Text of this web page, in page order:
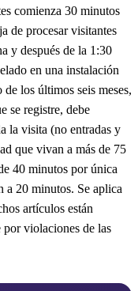
comienza 30 minutos
de procesar visitantes
y después de la 1:30
en una instalación
los últimos seis meses,
se registre, debe
la visita (no entradas y
que vivan a más de 75
40 minutos por única
a 20 minutos. Se aplica
artículos están
violaciones de las